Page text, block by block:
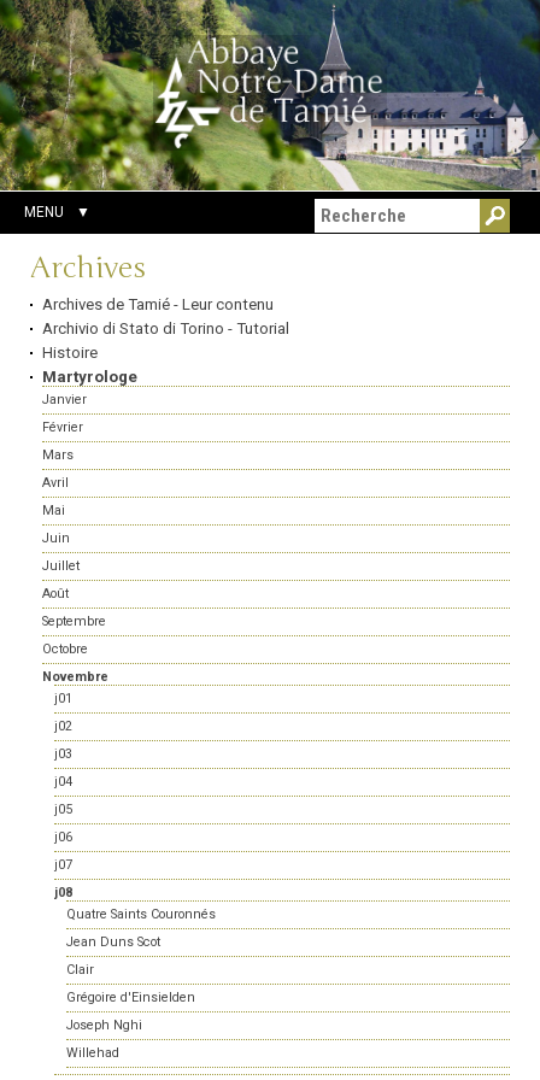
Aller
au
contenu.
|
Aller
à
la
navigation
Outils
personnels
Chercher par
Recherche
avancée…
MENU
Navigation
Archives
Archives de Tamié - Leur contenu
Archivio di Stato di Torino - Tutorial
Histoire
Martyrologe
Janvier
Février
Mars
Avril
Mai
Juin
Juillet
Août
Septembre
Octobre
Novembre
j01
j02
j03
j04
j05
j06
j07
j08
Quatre Saints Couronnés
Jean Duns Scot
Clair
Grégoire d'Einsielden
Joseph Nghi
Willehad